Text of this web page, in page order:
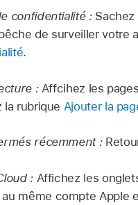
confidentialité :
de surveiller votre
.
: Affcihez les
la rubrique Ajouter la
récemment :
: Affichez les
même compte Apple